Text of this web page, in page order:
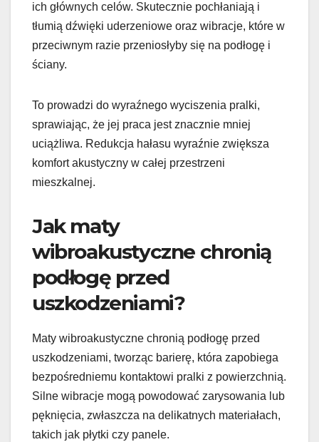
ich głównych celów. Skutecznie pochłaniają i
tłumią dźwięki uderzeniowe oraz wibracje, które w
przeciwnym razie przeniosłyby się na podłogę i
ściany.
To prowadzi do wyraźnego wyciszenia pralki,
sprawiając, że jej praca jest znacznie mniej
uciążliwa. Redukcja hałasu wyraźnie zwiększa
komfort akustyczny w całej przestrzeni
mieszkalnej.
Jak maty
wibroakustyczne chronią
podłogę przed
uszkodzeniami?
Maty wibroakustyczne chronią podłogę przed
uszkodzeniami, tworząc barierę, która zapobiega
bezpośredniemu kontaktowi pralki z powierzchnią.
Silne wibracje mogą powodować zarysowania lub
pęknięcia, zwłaszcza na delikatnych materiałach,
takich jak płytki czy panele.